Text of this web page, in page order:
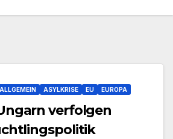
ALLGEMEIN ASYLKRISE EU EUROPA
verfolgen